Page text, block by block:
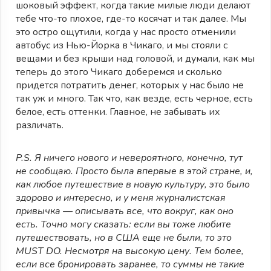
шоковый эффект, когда такие милые люди делают
тебе что-то плохое, где-то косячат и так далее. Мы
это остро ощутили, когда у нас просто отменили
автобус из Нью-Йорка в Чикаго, и мы стояли с
вещами и без крыши над головой, и думали, как мы
теперь до этого Чикаго доберемся и сколько
придется потратить денег, которых у нас было не
так уж и много. Так что, как везде, есть черное, есть
белое, есть оттенки. Главное, не забывать их
различать.
P.S. Я ничего нового и невероятного, конечно, тут
не сообщаю. Просто была впервые в этой стране, и,
как любое путешествие в новую культуру, это было
здорово и интересно, и у меня журналистская
привычка — описывать все, что вокруг, как оно
есть. Точно могу сказать: если вы тоже любите
путешествовать, но в США еще не были, то это
MUST DO. Несмотря на высокую цену. Тем более,
если все бронировать заранее, то суммы не такие